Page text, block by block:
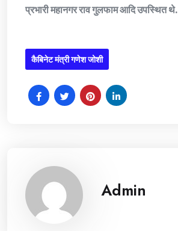
प्रभारी महानगर राव गुलफाम आदि उपस्थित थे.
कैबिनेट मंत्री गणेश जोशी
Admin